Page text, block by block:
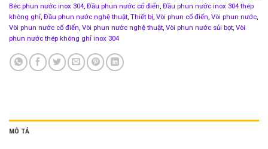
Béc phun nước inox 304, Đầu phun nước cổ điển, Đầu phun nước inox 304 thép
không ghỉ, Đầu phun nước nghệ thuật, Thiết bị, Vòi phun cổ điển, Vòi phun nước,
Vòi phun nước cổ điển, Vòi phun nước nghệ thuật, Vòi phun nước sủi bọt, Vòi
phun nước thép không ghỉ inox 304
MÔ TẢ